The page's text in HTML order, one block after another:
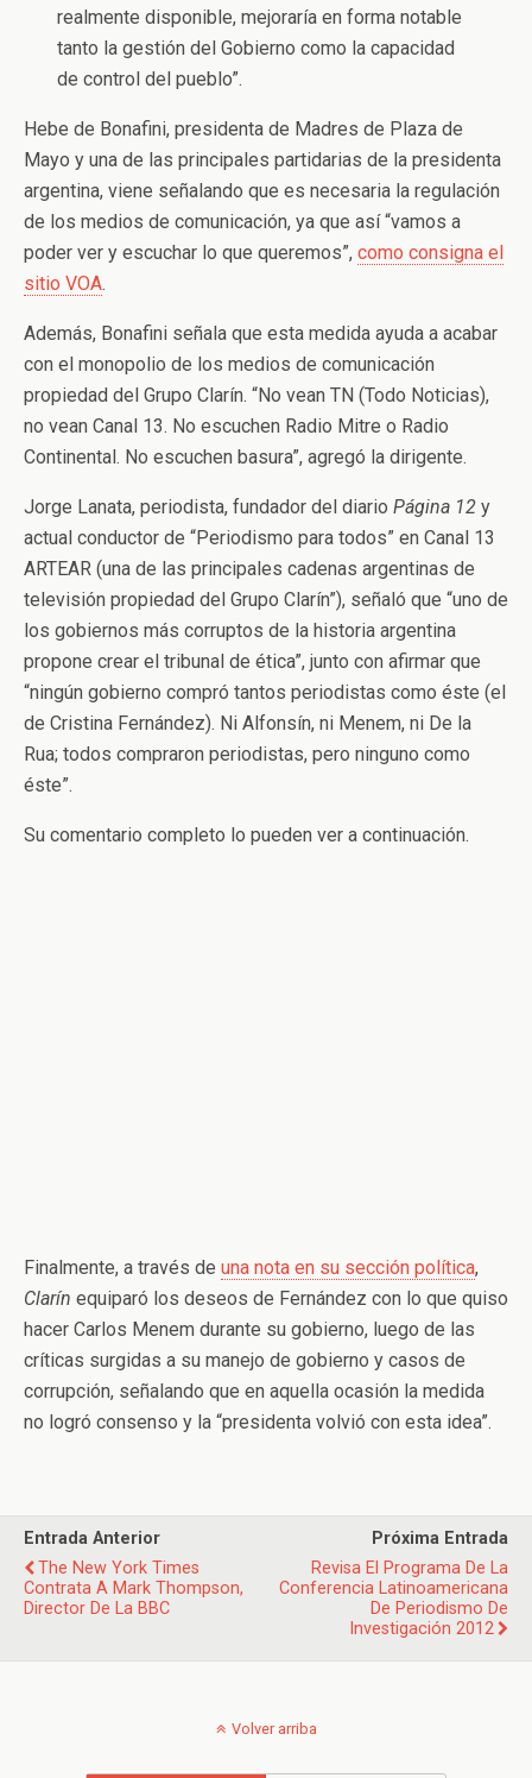
realmente disponible, mejoraría en forma notable
tanto la gestión del Gobierno como la capacidad
de control del pueblo”.
Hebe de Bonafini, presidenta de Madres de Plaza de
Mayo y una de las principales partidarias de la presidenta
argentina, viene señalando que es necesaria la regulación
de los medios de comunicación, ya que así “vamos a
poder ver y escuchar lo que queremos”, como consigna el
sitio VOA.
Además, Bonafini señala que esta medida ayuda a acabar
con el monopolio de los medios de comunicación
propiedad del Grupo Clarín. “No vean TN (Todo Noticias),
no vean Canal 13. No escuchen Radio Mitre o Radio
Continental. No escuchen basura”, agregó la dirigente.
Jorge Lanata, periodista, fundador del diario Página 12 y
actual conductor de “Periodismo para todos” en Canal 13
ARTEAR (una de las principales cadenas argentinas de
televisión propiedad del Grupo Clarín”), señaló que “uno de
los gobiernos más corruptos de la historia argentina
propone crear el tribunal de ética”, junto con afirmar que
“ningún gobierno compró tantos periodistas como éste (el
de Cristina Fernández). Ni Alfonsín, ni Menem, ni De la
Rua; todos compraron periodistas, pero ninguno como
éste”.
Su comentario completo lo pueden ver a continuación.
Finalmente, a través de una nota en su sección política,
Clarín equiparó los deseos de Fernández con lo que quiso
hacer Carlos Menem durante su gobierno, luego de las
críticas surgidas a su manejo de gobierno y casos de
corrupción, señalando que en aquella ocasión la medida
no logró consenso y la “presidenta volvió con esta idea”.
Entrada Anterior
The New York Times
Contrata A Mark Thompson,
Director De La BBC
Próxima Entrada
Revisa El Programa De La
Conferencia Latinoamericana
De Periodismo De
Investigación 2012
Volver arriba